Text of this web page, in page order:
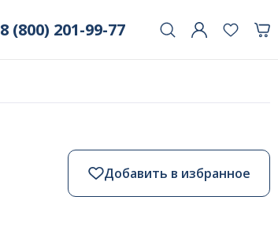
8 (800) 201-99-77
Добавить в избранное